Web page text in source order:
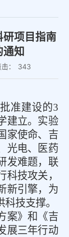
研项目指南
知
： 343
准建设的3
建立。实验
家使命、吉
光电、医药
发难题，联
技攻关，
新引擎，为
技支撑。
案》和《吉
展三年行动